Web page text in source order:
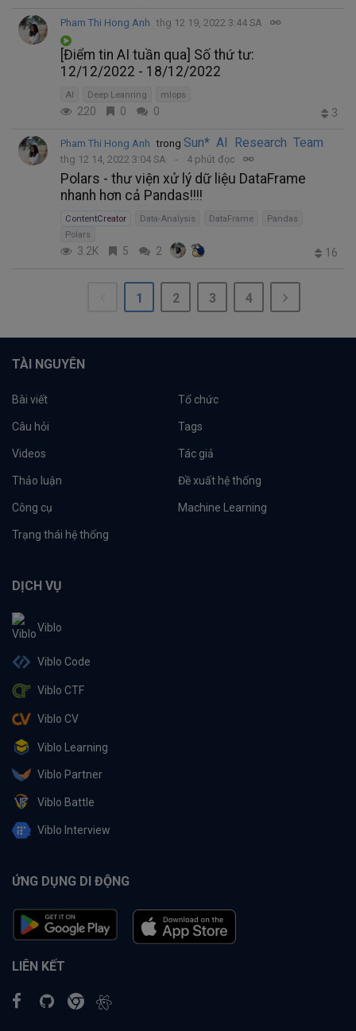
Pham Thi Hong Anh thg 12 19, 2022 3:44 SA
[Điểm tin AI tuần qua] Số thứ tư:
12/12/2022 - 18/12/2022
AI Deep Leanring mlops
220 0 0 3
Pham Thi Hong Anh trong Sun* AI Research Team
thg 12 14, 2022 3:04 SA 4 phút đọc
Polars - thư viện xử lý dữ liệu DataFrame
nhanh hơn cả Pandas!!!!
ContentCreator Data-Analysis DataFrame
Pandas
Polars
3.2K 5 2 16
1 2 3 4
TÀI NGUYÊN
Bài viết Tổ chức
Câu hỏi Tags
Videos Tác giả
Thảo luận Đề xuất hệ thống
Công cụ Machine Learning
Trạng thái hệ thống
DỊCH VỤ
Viblo
Viblo Code
Viblo CTF
Viblo CV
Viblo Learning
Viblo Partner
Viblo Battle
Viblo Interview
ỨNG DỤNG DI ĐỘNG
LIÊN KẾT